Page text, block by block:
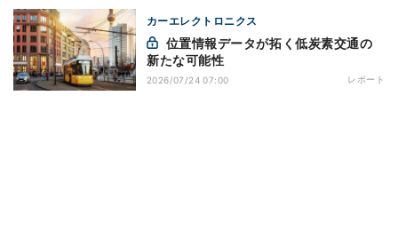
カーエレクトロニクス
新たな可能性
2026/07/24 07:00 レポート